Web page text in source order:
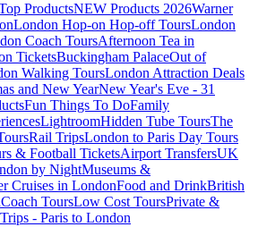
ProductsNEW Products 2026Warner
London Hop-on Hop-off ToursLondon
Coach ToursAfternoon Tea in
TicketsBuckingham PalaceOut of
Walking ToursLondon Attraction Deals
and New YearNew Year's Eve - 31
Fun Things To DoFamily
LightroomHidden Tube ToursThe
Rail TripsLondon to Paris Day Tours
& Football TicketsAirport TransfersUK
by NightMuseums &
Cruises in LondonFood and DrinkBritish
Coach ToursLow Cost ToursPrivate &
- Paris to London